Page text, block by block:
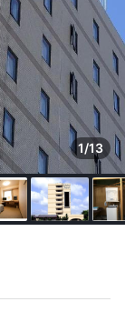
1/13